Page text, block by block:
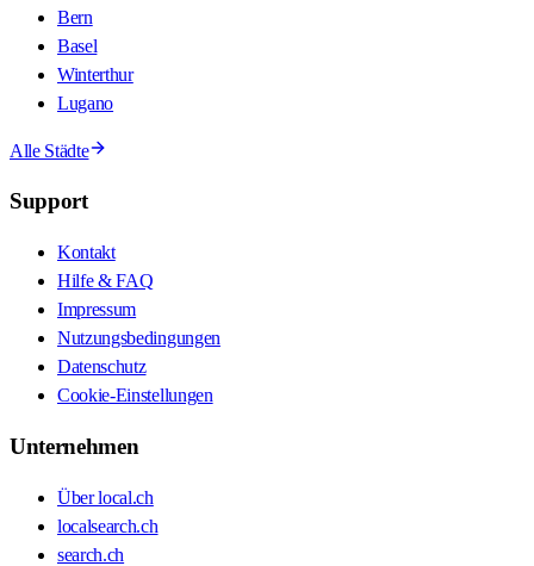
Bern
Basel
Winterthur
Lugano
Alle Städte
Support
Kontakt
Hilfe & FAQ
Impressum
Nutzungsbedingungen
Datenschutz
Cookie-Einstellungen
Unternehmen
Über local.ch
localsearch.ch
search.ch